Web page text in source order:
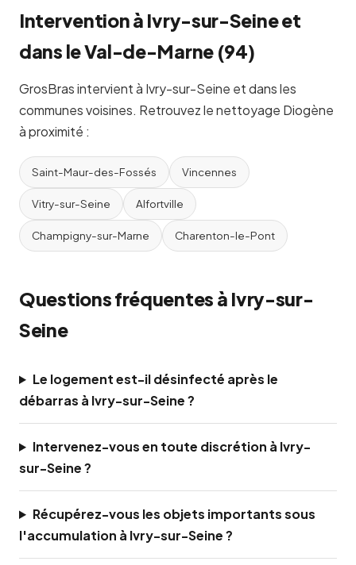
Intervention à Ivry-sur-Seine et
dans le Val-de-Marne (94)
GrosBras intervient à Ivry-sur-Seine et dans les
communes voisines. Retrouvez le nettoyage Diogène
à proximité :
Saint-Maur-des-Fossés Vincennes
Vitry-sur-Seine Alfortville
Champigny-sur-Marne Charenton-le-Pont
Questions fréquentes à Ivry-sur-
Seine
Le logement est-il désinfecté après le
débarras à Ivry-sur-Seine ?
Intervenez-vous en toute discrétion à Ivry-
sur-Seine ?
Récupérez-vous les objets importants sous
l'accumulation à Ivry-sur-Seine ?